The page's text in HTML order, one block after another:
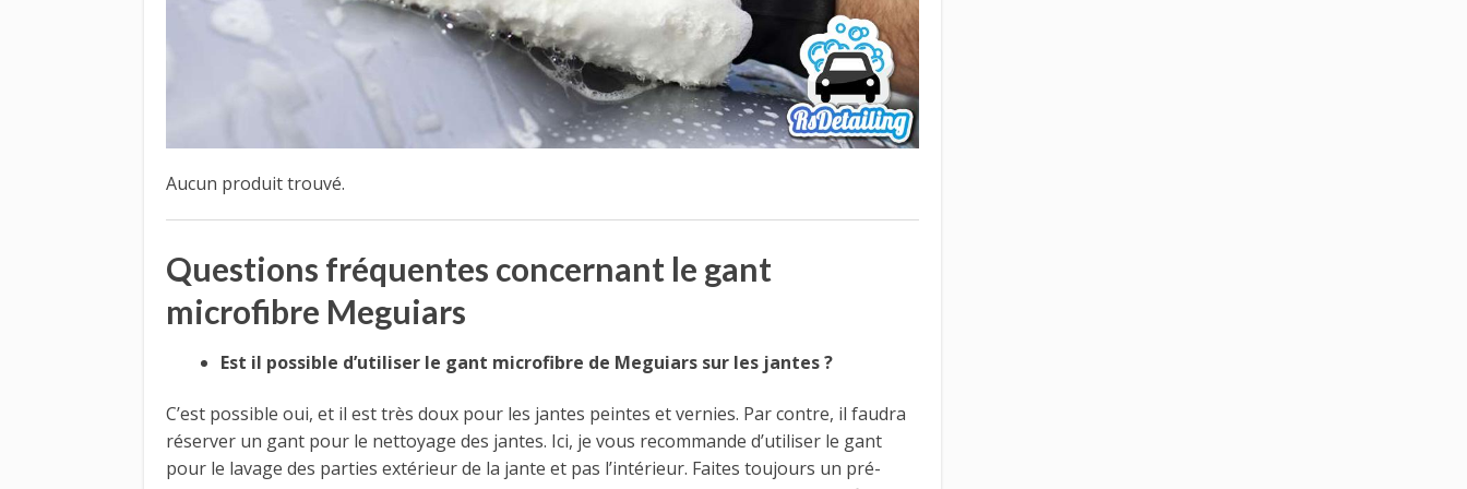
Aucun produit trouvé.
Questions fréquentes concernant le gant
microfibre Meguiars
Est il possible d’utiliser le gant microfibre de Meguiars sur les jantes ?
C’est possible oui, et il est très doux pour les jantes peintes et vernies. Par contre, il faudra
réserver un gant pour le nettoyage des jantes. Ici, je vous recommande d’utiliser le gant
pour le lavage des parties extérieur de la jante et pas l’intérieur. Faites toujours un pré-